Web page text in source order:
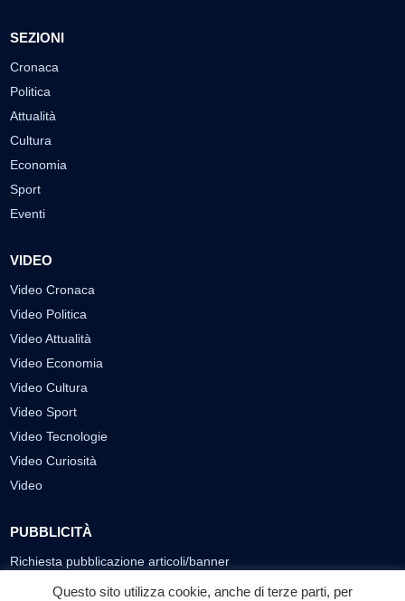
SEZIONI
Cronaca
Politica
Attualità
Cultura
Economia
Sport
Eventi
VIDEO
Video Cronaca
Video Politica
Video Attualità
Video Economia
Video Cultura
Video Sport
Video Tecnologie
Video Curiosità
Video
PUBBLICITÀ
Richiesta pubblicazione articoli/banner
Questo sito utilizza cookie, anche di terze parti, per